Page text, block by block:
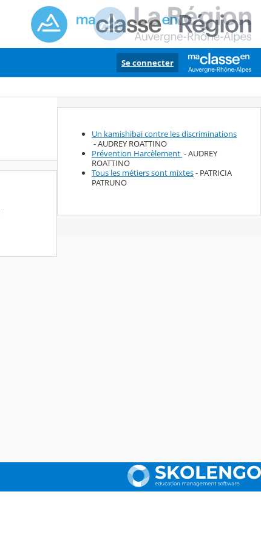
Se connecter
Un kamishibai contre les discriminations
- AUDREY ROATTINO
Prévention Harcèlement - AUDREY
ROATTINO
Tous les métiers sont mixtes- PATRICIA
PATRUNO